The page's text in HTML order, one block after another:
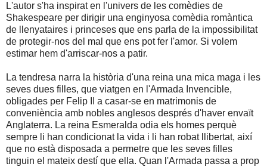
L'autor s'ha inspirat en l'univers de les comèdies de
Shakespeare per dirigir una enginyosa comèdia romàntica
de llenyataires i princeses que ens parla de la impossibilitat
de protegir-nos del mal que ens pot fer l'amor. Si volem
estimar hem d'arriscar-nos a patir.
La tendresa narra la història d'una reina una mica maga i les
seves dues filles, que viatgen en l'Armada Invencible,
obligades per Felip II a casar-se en matrimonis de
conveniència amb nobles anglesos després d'haver envaït
Anglaterra. La reina Esmeralda odia els homes perquè
sempre li han condicionat la vida i li han robat llibertat, així
que no està disposada a permetre que les seves filles
tinguin el mateix destí que ella. Quan l'Armada passa a prop